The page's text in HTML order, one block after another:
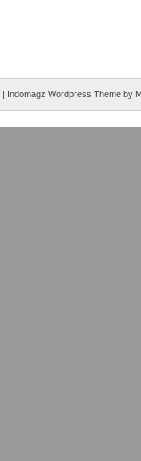
Indomagz Wordpress Theme by
|